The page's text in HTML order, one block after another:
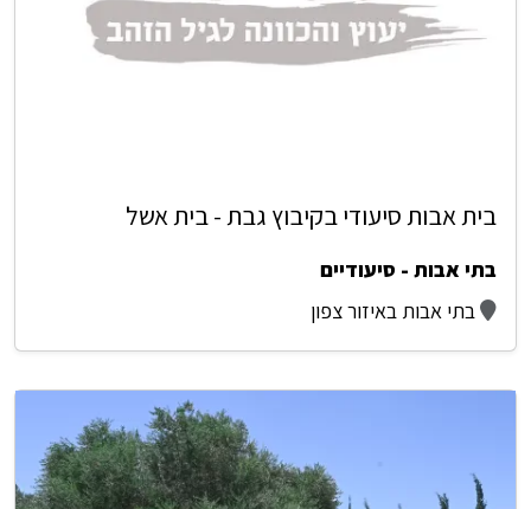
בית אבות סיעודי בקיבוץ גבת - בית אשל
בתי אבות - סיעודיים
בתי אבות באיזור צפון